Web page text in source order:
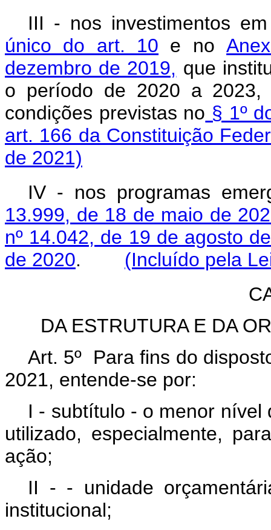
III - nos investimentos
único do art. 10 e no
dezembro de 2019, que
o período de 2020 a 2023,
condições previstas no § 1º
art. 166 da Constituição
de 2021)
IV - nos programas
13.999, de 18 de maio de
nº 14.042, de 19 de agosto
de 2020. (Incluído pela
DA ESTRUTURA E DA
Art. 5º Para fins do
2021, entende-se por:
I - subtítulo - o menor nível
utilizado, especialmente,
ação;
II - - unidade
institucional;